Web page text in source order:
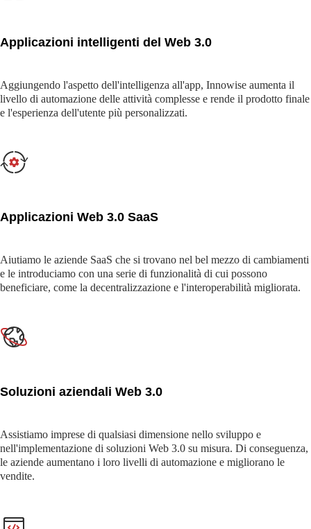
Applicazioni intelligenti del Web 3.0
Aggiungendo l'aspetto dell'intelligenza all'app, Innowise aumenta il
livello di automazione delle attività complesse e rende il prodotto finale
e l'esperienza dell'utente più personalizzati.
Applicazioni Web 3.0 SaaS
Aiutiamo le aziende SaaS che si trovano nel bel mezzo di cambiamenti
e le introduciamo con una serie di funzionalità di cui possono
beneficiare, come la decentralizzazione e l'interoperabilità migliorata.
Soluzioni aziendali Web 3.0
Assistiamo imprese di qualsiasi dimensione nello sviluppo e
nell'implementazione di soluzioni Web 3.0 su misura. Di conseguenza,
le aziende aumentano i loro livelli di automazione e migliorano le
vendite.